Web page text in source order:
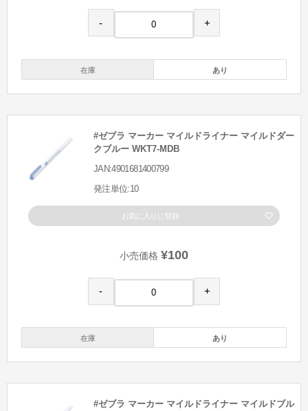
- +
在庫 あり
#ゼブラ マーカー マイルドライナー マイルドダー
クブルー WKT7-MDB
JAN:4901681400799
発注単位:10
お気に入りに登録
小売価格 ¥100
- +
在庫 あり
#ゼブラ マーカー マイルドライナー マイルドブル